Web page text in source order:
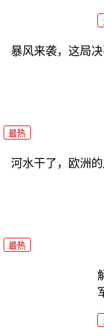
暴风来袭，这局
最热
河水干了，欧洲
最热